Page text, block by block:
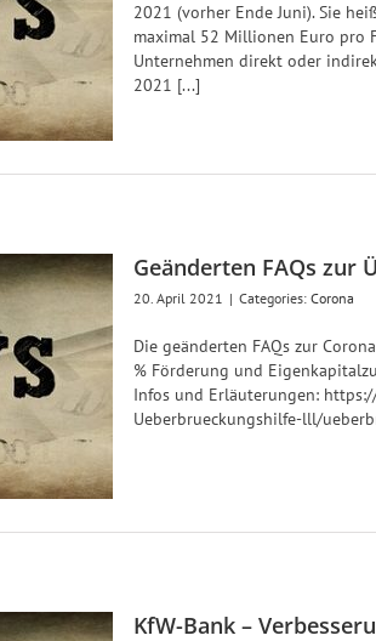
2021 (vorher Ende Juni). Sie
maximal 52 Millionen Euro pro
Unternehmen direkt oder
2021 [...]
Geänderten FAQs zur
20. April 2021 | Categories: Corona
Die geänderten FAQs zur
% Förderung und
Infos und Erläuterungen:
Ueberbrueckungshilfe-lll/
KfW-Bank –